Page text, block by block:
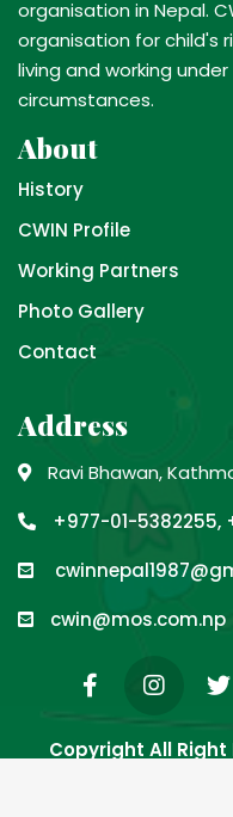
organisation in Nepal.
organisation for child's
living and working
circumstances.
About
History
CWIN Profile
Working Partners
Photo Gallery
Contact
Address
Ravi Bhawan,
+977-01-5382255,
cwin@mos.com.np
Copyright All Right